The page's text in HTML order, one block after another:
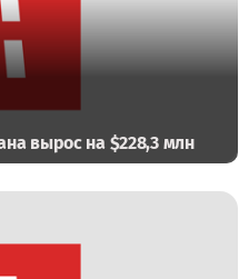
вырос на $228,3 млн